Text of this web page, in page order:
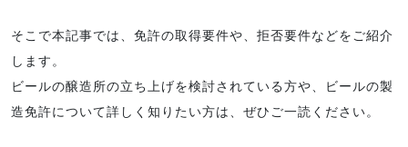
そこで本記事では、免許の取得要件や、拒否要件などをご紹介
します。
ビールの醸造所の立ち上げを検討されている方や、ビールの製
造免許について詳しく知りたい方は、ぜひご一読ください。